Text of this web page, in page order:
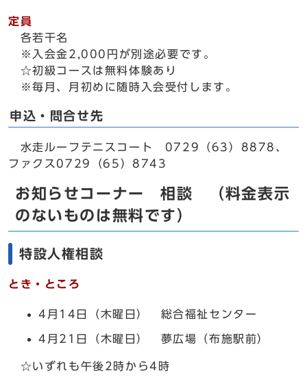
定員
各若干名
※入会金2,000円が別途必要です。
☆初級コースは無料体験あり
※毎月、月初めに随時入会受付します。
申込・問合せ先
水走ルーフテニスコート 0729（63）8878、
ファクス0729（65）8743
お知らせコーナー 相談 （料金表示
のないものは無料です）
特設人権相談
とき・ところ
4月14日（木曜日） 総合福祉センター
4月21日（木曜日） 夢広場（布施駅前）
☆いずれも午後2時から4時